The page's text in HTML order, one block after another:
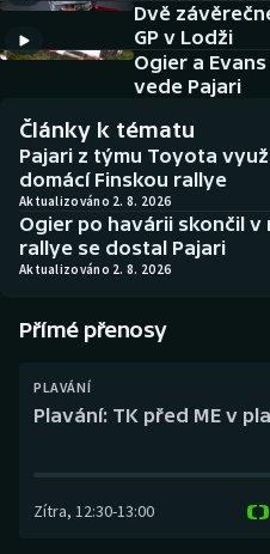
Americký fotbal
Baseball a softbal
Basketbal
Biatlon
Boby a skeleton
Box
Curling
NEPŘEHLÉDNĚTE
Historické návraty
Aplikace ČT sport
AZ kvíz
Dvě
GP v Lodži
Ogier a
vede Pajari
Články k tématu
Pajari z týmu Toyota
domácí Finskou rallye
Aktualizováno 2. 8. 2026
Ogier po havárii skončil v
rallye se dostal Pajari
Aktualizováno 2. 8. 2026
Přímé přenosy
PLAVÁNÍ
Plavání: TK před ME v
Zítra, 12:30-13:00